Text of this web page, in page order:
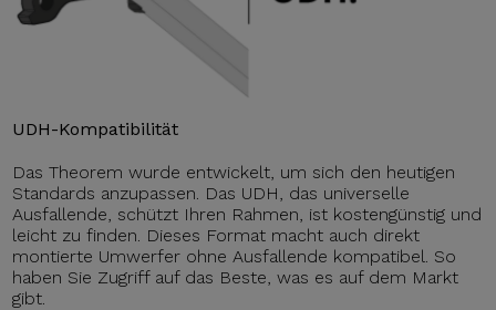
UDH-Kompatibilität
Das Theorem wurde entwickelt, um sich den heutigen
Standards anzupassen. Das UDH, das universelle
Ausfallende, schützt Ihren Rahmen, ist kostengünstig und
leicht zu finden. Dieses Format macht auch direkt
montierte Umwerfer ohne Ausfallende kompatibel. So
haben Sie Zugriff auf das Beste, was es auf dem Markt
gibt.